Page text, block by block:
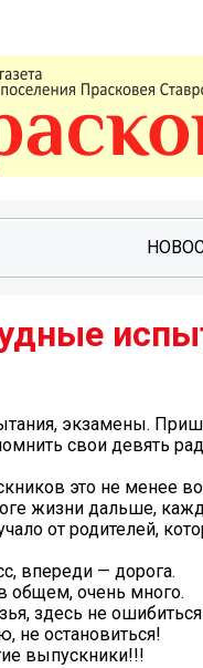
экзамены.
свои девять
это не менее
жизни дальше,
от родителей,
впереди — дорога.
общем, очень много.
здесь не
не остановиться!
выпускники!!!